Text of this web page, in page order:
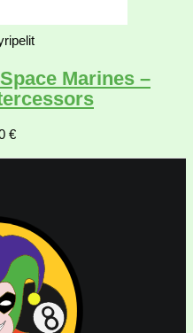
Marines –
€